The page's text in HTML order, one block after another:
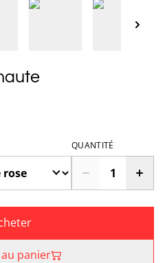
QUANTITÉ
panier